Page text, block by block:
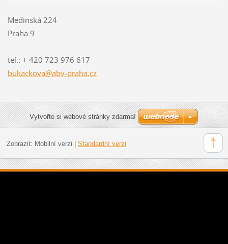
Medinská 224
Praha 9
tel.: + 420 723 976 617
bukackova@abv-praha.cz
Vytvořte si webové stránky zdarma!
Zobrazit: Mobilní verzi | Standardní verzi